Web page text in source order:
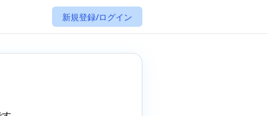
新規登録/ログイン